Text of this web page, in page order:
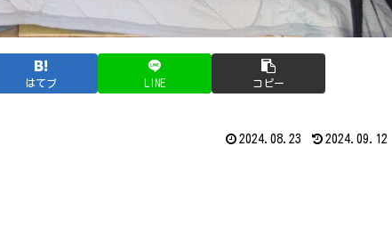
はてブ LINE コピー
2024.08.23 2024.09.12